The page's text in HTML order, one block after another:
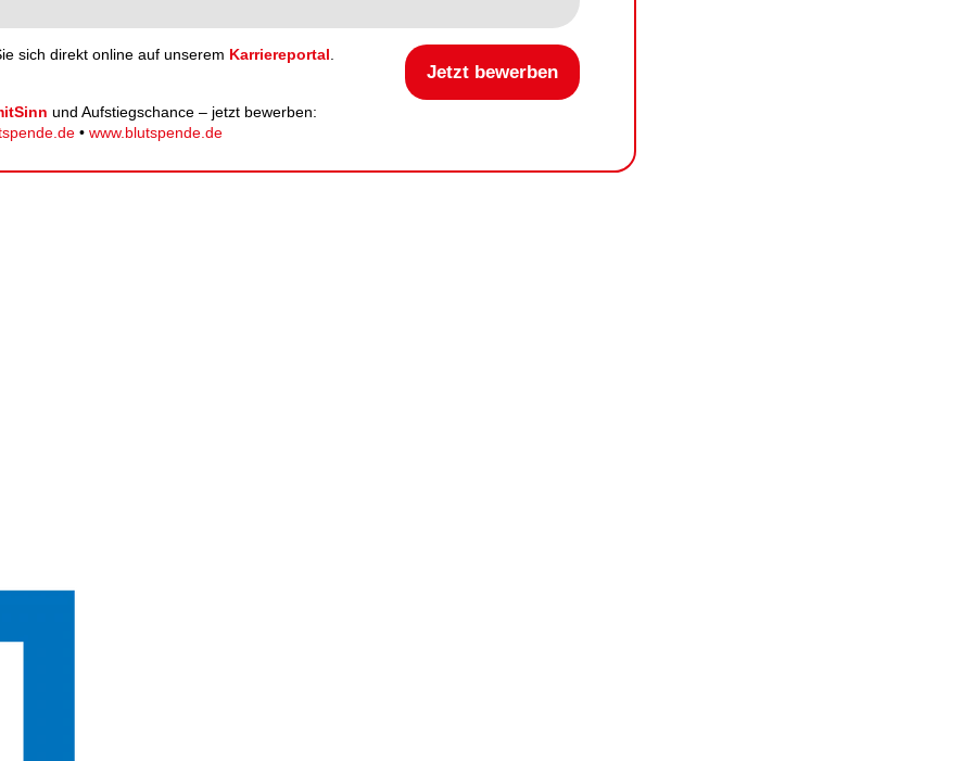
sich direkt online auf unserem Karriereportal
und Aufstiegschance – jetzt bewerben:
• www.blutspende.de
Jetzt bewerben